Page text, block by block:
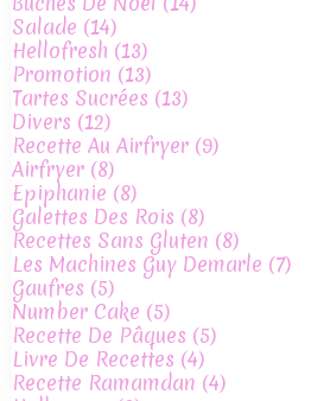
Salade (14)
Hellofresh (13)
Promotion (13)
Tartes Sucrées (13)
Divers (12)
Recette Au Airfryer (9)
Airfryer (8)
Epiphanie (8)
Galettes Des Rois (8)
Recettes Sans Gluten (8)
Les Machines Guy Demarle (7)
Gaufres (5)
Number Cake (5)
Recette De Pâques (5)
Livre De Recettes (4)
Recette Ramamdan (4)